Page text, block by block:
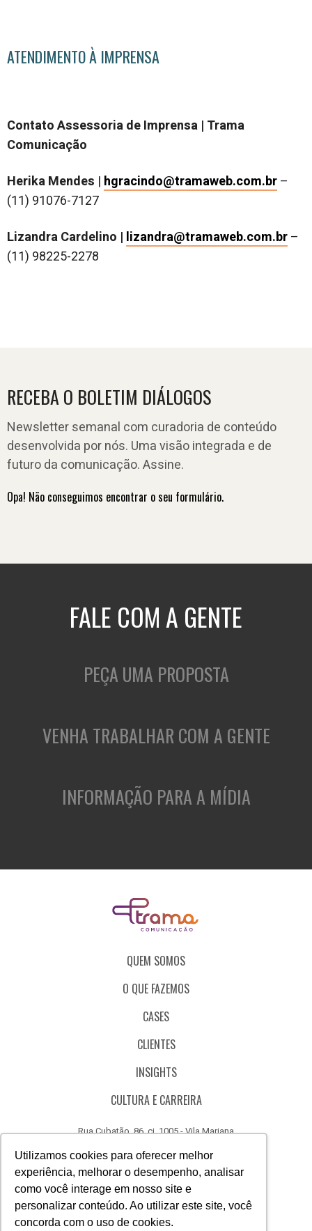
Utilizamos cookies para oferecer melhor
experiência, melhorar o desempenho, analisar
como você interage em nosso site e
personalizar conteúdo. Ao utilizar este site, você
concorda com o uso de cookies.
ATENDIMENTO À IMPRENSA
Contato Assessoria de Imprensa | Trama
Comunicação
Herika Mendes | hgracindo@tramaweb.com.br–
(11) 91076-7127
Lizandra Cardelino | lizandra@tramaweb.com.br–
(11) 98225-2278
RECEBA O BOLETIM DIÁLOGOS
Newsletter semanal com curadoria de conteúdo
desenvolvida por nós. Uma visão integrada e de
futuro da comunicação. Assine.
Opa! Não conseguimos encontrar o seu formulário.
FALE COM A GENTE
PEÇA UMA PROPOSTA
VENHA TRABALHAR COM A GENTE
INFORMAÇÃO PARA A MÍDIA
QUEM SOMOS
O QUE FAZEMOS
CASES
CLIENTES
INSIGHTS
CULTURA E CARREIRA
Rua Cubatão, 86, cj. 1005 - Vila Mariana
CÓDIGO DE ÉTICA
CANAL DE DENÚNCIAS